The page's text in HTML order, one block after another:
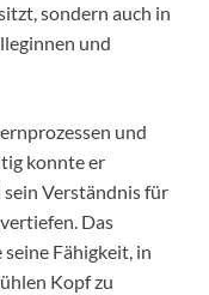
sondern auch in
und
und
konnte er
Verständnis für
Das
Fähigkeit, in
Kopf zu